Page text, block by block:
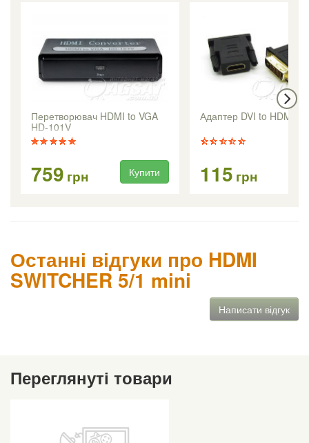
Перетворювач HDMI to VGA
HD-101V
759 грн Купити
Адаптер DVI to HDMI
115 грн
Останні відгуки про HDMI
SWITCHER 5/1 mini
Написати відгук
Переглянуті товари